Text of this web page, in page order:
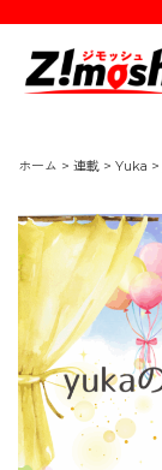
ホーム > 連載 > Yuka >